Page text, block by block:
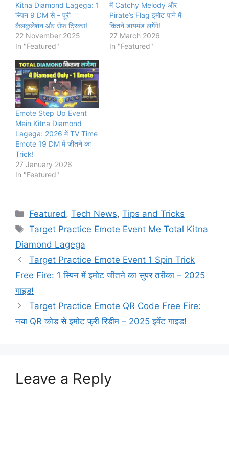
Kitna Diamond Lagega: 1
स्पिन 9 DM से – पूरी
कैलकुलेशन और सेफ ट्रिक्स!
22 November 2025
In "Featured"
में Catchy Melody और
Pirate’s Flag इमोट पाने में
कितने डायमंड लगेंगे!
27 March 2026
In "Featured"
Emote Step Up Event
Mein Kitna Diamond
Lagega: 2026 में TV Time
Emote 19 DM में जीतने का
Trick!
27 January 2026
In "Featured"
Categories
Featured,Tech News,Tips and Tricks
Tags
Target Practice Emote Event Me Total Kitna
Diamond Lagega
Target Practice Emote Event 1 Spin Trick
Free Fire: 1 स्पिन में इमोट जीतने का सुपर तरीका – 2025
गाइड!
Target Practice Emote QR Code Free Fire:
नया QR कोड से इमोट फ्री रिडीम – 2025 इवेंट गाइड!
Leave a Reply